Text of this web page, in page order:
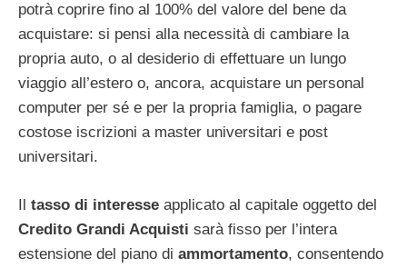
potrà coprire fino al 100% del valore del bene da
acquistare: si pensi alla necessità di cambiare la
propria auto, o al desiderio di effettuare un lungo
viaggio all’estero o, ancora, acquistare un personal
computer per sé e per la propria famiglia, o pagare
costose iscrizioni a master universitari e post
universitari.
Il tasso di interesse applicato al capitale oggetto del
Credito Grandi Acquisti sarà fisso per l’intera
estensione del piano di ammortamento, consentendo